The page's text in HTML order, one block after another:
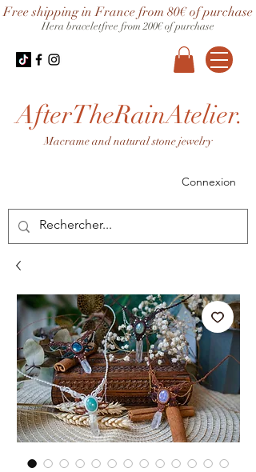
AfterTheRainAtelier.
Macrame and natural stone jewelry
Connexion
Free shipping in France from 80€ of purchase
Hera braceletfree from 200€ of purchase